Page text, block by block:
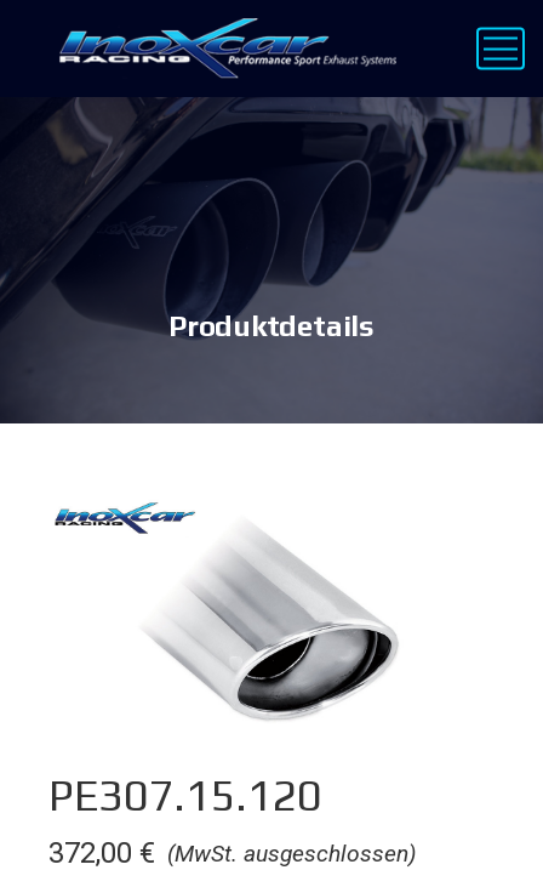
Produktdetails
PE307.15.120
(MwSt. ausgeschlossen)
372,00 €